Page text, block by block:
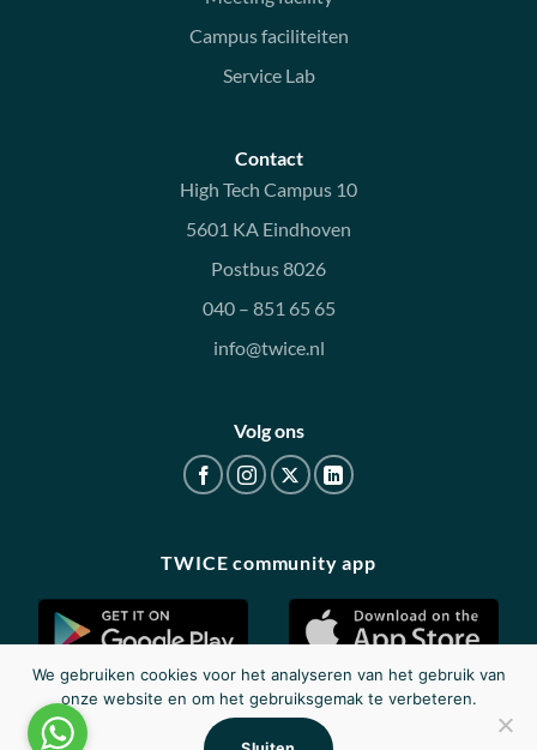
Campus faciliteiten
Service Lab
Contact
High Tech Campus 10
5601 KA Eindhoven
Postbus 8026
040 – 851 65 65
info@twice.nl
Volg ons
TWICE community app
| Cookieverklaring
We gebruiken cookies voor het analyseren van het gebruik van
onze website en om het gebruiksgemak te verbeteren.